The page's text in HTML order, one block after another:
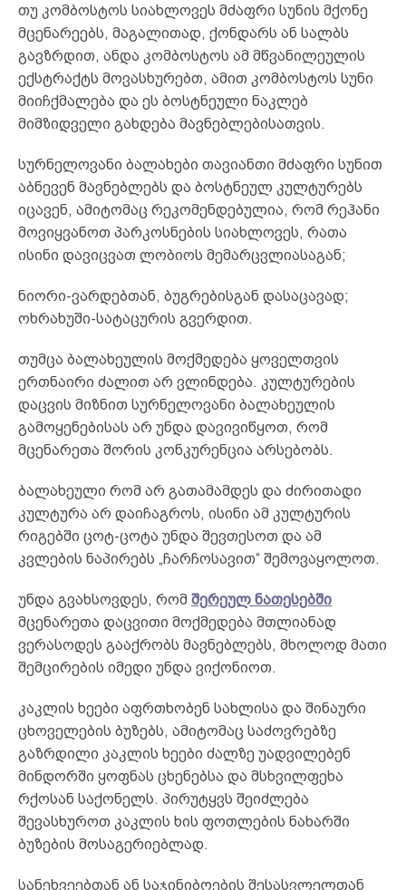
თუ კომბოსტოს სიახლოვეს მძაფრი სუნის მქონე
მცენარეებს, მაგალითად, ქონდარს ან სალბს
გავზრდით, ანდა კომბოსტოს ამ მწვანილეულის
ექსტრაქტს მოვასხურებთ, ამით კომბოსტოს სუნი
მიიჩქმალება და ეს ბოსტნეული ნაკლებ
მიმზიდველი გახდება მავნებლებისათვის.
სურნელოვანი ბალახები თავიანთი მძაფრი სუნით
აბნევენ მავნებლებს და ბოსტნეულ კულტურებს
იცავენ, ამიტომაც რეკომენდებულია, რომ რეჰანი
მოვიყვანოთ პარკოსნების სიახლოვეს, რათა
ისინი დავიცვათ ლობიოს მემარცვლიასაგან;
ნიორი-ვარდებთან, ბუგრებისგან დასაცავად;
ოხრახუში-სატაცურის გვერდით.
თუმცა ბალახეულის მოქმედება ყოველთვის
ერთნაირი ძალით არ ვლინდება. კულტურების
დაცვის მიზნით სურნელოვანი ბალახეულის
გამოყენებისას არ უნდა დავივიწყოთ, რომ
მცენარეთა შორის კონკურენცია არსებობს.
ბალახეული რომ არ გათამამდეს და ძირითადი
კულტურა არ დაიჩაგროს, ისინი ამ კულტურის
რიგებში ცოტ-ცოტა უნდა შევთესოთ და ამ
კვლების ნაპირებს „ჩარჩოსავით“ შემოვაყოლოთ.
უნდა გვახსოვდეს, რომ შერეულ ნათესებში
მცენარეთა დაცვითი მოქმედება მთლიანად
ვერასოდეს გააქრობს მავნებლებს, მხოლოდ მათი
შემცირების იმედი უნდა ვიქონიოთ.
კაკლის ხეები აფრთხობენ სახლისა და შინაური
ცხოველების ბუზებს, ამიტომაც საძოვრებზე
გაზრდილი კაკლის ხეები ძალზე უადვილებენ
მინდორში ყოფნას ცხენებსა და მსხვილფეხა
რქოსან საქონელს. პირუტყვს შეიძლება
შევასხუროთ კაკლის ხის ფოთლების ნახარში
ბუზების მოსაგერიებლად.
სანეხვეებთან ან საჯინიბოების შესასვლელთან